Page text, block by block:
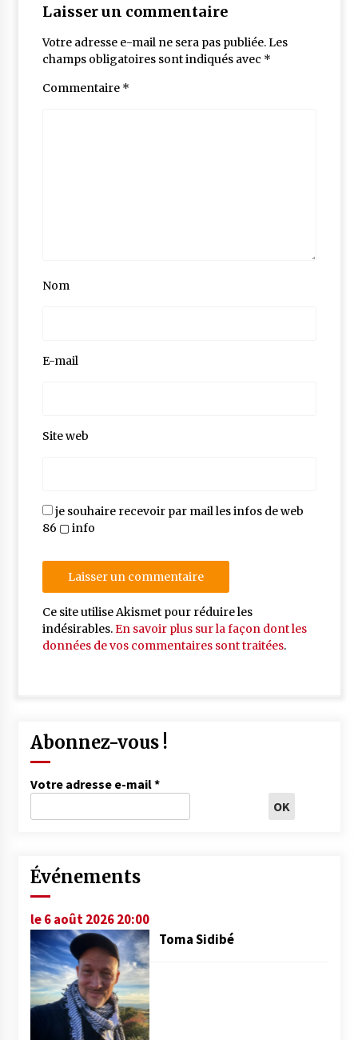
Laisser un commentaire
Votre adresse e-mail ne sera pas publiée.Les
champs obligatoires sont indiqués avec *
Commentaire *
Nom
E-mail
Site web
je souhaire recevoir par mail les infos de web
86 ▢ info
Ce site utilise Akismet pour réduire les
indésirables.En savoir plus sur la façon dont les
données de vos commentaires sont traitées.
Abonnez-vous !
Votre adresse e-mail*
Événements
le 6 août 2026 20:00
Toma Sidibé